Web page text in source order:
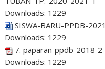
Downloads: 1229
SISWA-BARU-PPDB-2021
Downloads: 1229
7. paparan-ppdb-2018-2
Downloads: 1229